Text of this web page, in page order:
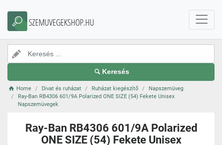
SZEMUVEGEKSHOP.HU
Keresés
Home Divat és ruházat Ruházat kiegészítő
Napszemüveg
Ray-Ban RB4306 601/9A Polarized ONE SIZE (54) Fekete Unisex
Napszemüvegek
Ray-Ban RB4306 601/9A Polarized
ONE SIZE (54) Fekete Unisex